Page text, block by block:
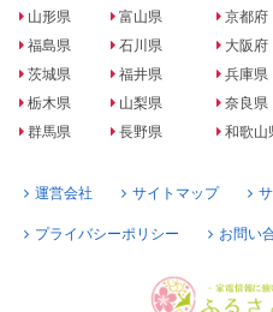
山形県
福島県
茨城県
栃木県
群馬県
富山県
石川県
福井県
山梨県
長野県
京都府
大阪府
兵庫県
奈良県
和歌山
運営会社 サイトマップ
プライバシーポリシー お問い